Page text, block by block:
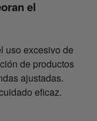
el
uso excesivo de
de productos
ajustadas.
eficaz.